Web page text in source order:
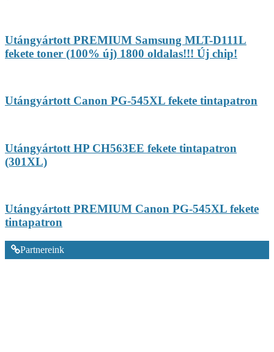
Utángyártott PREMIUM Samsung MLT-D111L
fekete toner (100% új) 1800 oldalas!!! Új chip!
Utángyártott Canon PG-545XL fekete tintapatron
Utángyártott HP CH563EE fekete tintapatron
(301XL)
Utángyártott PREMIUM Canon PG-545XL fekete
tintapatron
Partnereink